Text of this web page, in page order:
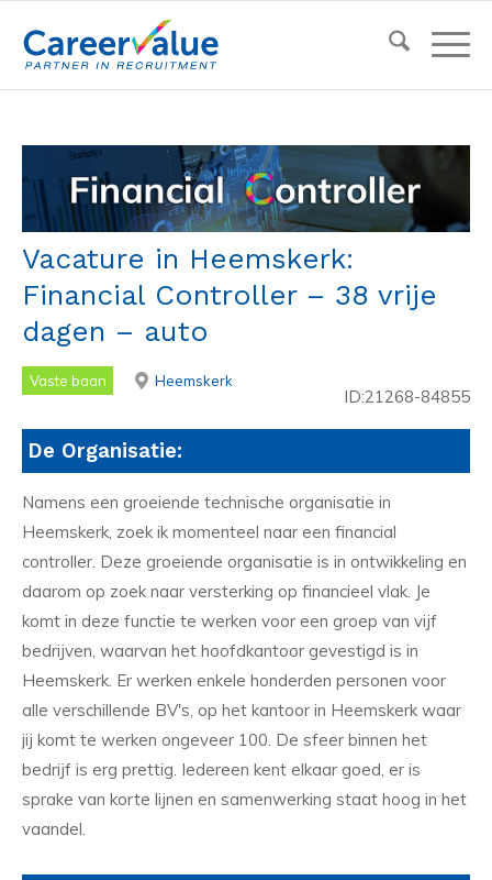
Vacature in Heemskerk:
Financial Controller – 38 vrije
dagen – auto
Vaste baan Heemskerk
ID:21268-84855
De Organisatie:
Namens een groeiende technische organisatie in
Heemskerk, zoek ik momenteel naar een financial
controller. Deze groeiende organisatie is in ontwikkeling en
daarom op zoek naar versterking op financieel vlak. Je
komt in deze functie te werken voor een groep van vijf
bedrijven, waarvan het hoofdkantoor gevestigd is in
Heemskerk. Er werken enkele honderden personen voor
alle verschillende BV's, op het kantoor in Heemskerk waar
jij komt te werken ongeveer 100. De sfeer binnen het
bedrijf is erg prettig. Iedereen kent elkaar goed, er is
sprake van korte lijnen en samenwerking staat hoog in het
vaandel.